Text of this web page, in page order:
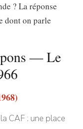
? La réponse
dont on parle
— Le
CAF : une place